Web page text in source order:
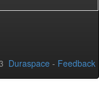
Duraspace - Feedback